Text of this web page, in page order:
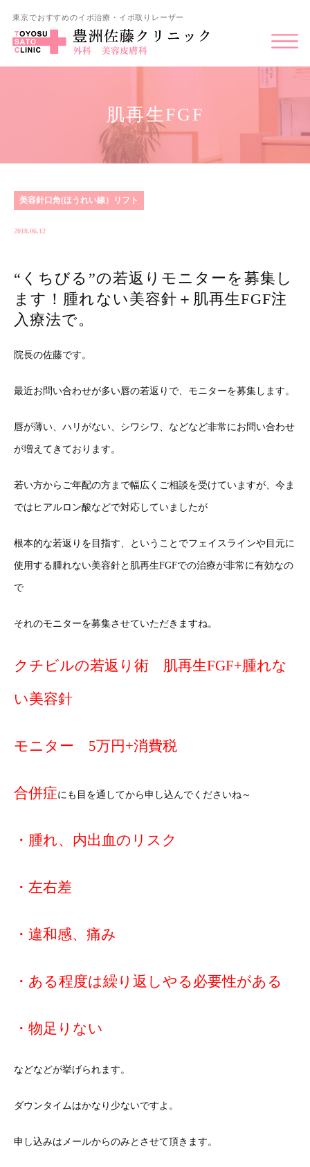
東京でおすすめのイボ治療・イボ取りレーザー
肌再生FGF
美容針口角(ほうれい線）リフト
2018.06.12
“くちびる”の若返りモニターを募集し
ます！腫れない美容針＋肌再生FGF注
入療法で。
院長の佐藤です。
最近お問い合わせが多い唇の若返りで、モニターを募集します。
唇が薄い、ハリがない、シワシワ、などなど非常にお問い合わせ
が増えてきております。
若い方からご年配の方まで幅広くご相談を受けていますが、今ま
ではヒアルロン酸などで対応していましたが
根本的な若返りを目指す、ということでフェイスラインや目元に
使用する腫れない美容針と肌再生FGFでの治療が非常に有効なの
で
それのモニターを募集させていただきますね。
クチビルの若返り術 肌再生FGF+腫れな
い美容針
モニター 5万円+消費税
合併症にも目を通してから申し込んでくださいね～
・腫れ、内出血のリスク
・左右差
・違和感、痛み
・ある程度は繰り返しやる必要性がある
・物足りない
などなどが挙げられます。
ダウンタイムはかなり少ないですよ。
申し込みはメールからのみとさせて頂きます。